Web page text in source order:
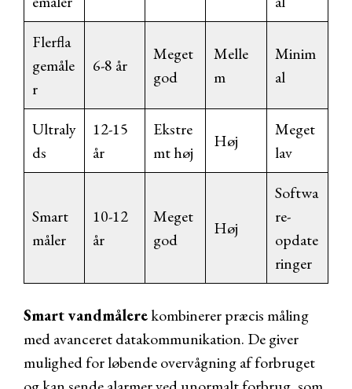
Flerfla
gemåle
r
6-8 år
Meget
god
Melle
m
Minim
al
Ultraly
ds
12-15
år
Ekstre
mt høj
Høj
Meget
lav
Smart
måler
10-12
år
Meget
god
Høj
Softwa
re-
opdate
ringer
Smart vandmålerekombinerer præcis måling
med avanceret datakommunikation. De giver
mulighed for løbende overvågning af forbruget